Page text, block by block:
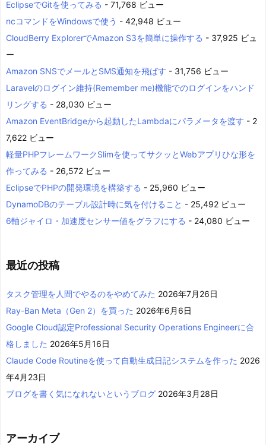
EclipseでGitを使ってみる - 71,768 ビュー
ncコマンドをWindowsで使う - 42,948 ビュー
CloudBerry ExplorerでAmazon S3を簡単に操作する - 37,925 ビュ
ー
Amazon SNSでメールとSMS通知を飛ばす - 31,756 ビュー
Laravelのログイン維持(Remember me)機能でのログインをハンド
リングする - 28,030 ビュー
Amazon EventBridgeから起動したLambdaにパラメータを渡す - 2
7,622 ビュー
軽量PHPフレームワークSlimを使ってサクッとWebアプリひな形を
作ってみる - 26,572 ビュー
EclipseでPHPの開発環境を構築する - 25,960 ビュー
DynamoDBのテーブル設計時に気を付けること - 25,492 ビュー
6軸ジャイロ・加速度センサー値をグラフにする - 24,080 ビュー
最近の投稿
タスク管理を人間でやるのをやめてみた 2026年7月26日
Ray-Ban Meta（Gen 2）を買った 2026年6月6日
Google Cloud認定Professional Security Operations Engineerに合
格しました 2026年5月16日
Claude Code Routineを使って自動生成日記システムを作った 2026
年4月23日
ブログを書く気になれないというブログ 2026年3月28日
アーカイブ